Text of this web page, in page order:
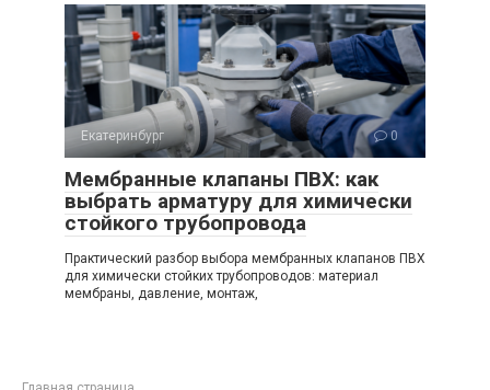
Екатеринбург 0
Мембранные клапаны ПВХ: как
выбрать арматуру для химически
стойкого трубопровода
Практический разбор выбора мембранных клапанов ПВХ
для химически стойких трубопроводов: материал
мембраны, давление, монтаж,